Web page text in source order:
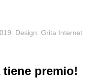
Design: Grita Internet
tiene premio!